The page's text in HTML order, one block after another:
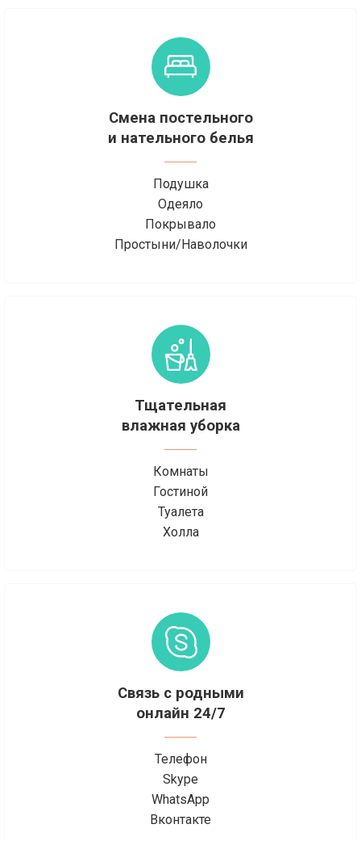
Смена постельного
и нательного белья
Подушка
Одеяло
Покрывало
Простыни/Наволочки
Тщательная
влажная уборка
Комнаты
Гостиной
Туалета
Холла
Связь с родными
онлайн 24/7
Телефон
Skype
WhatsApp
Вконтакте